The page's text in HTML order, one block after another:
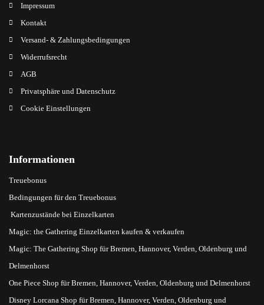
Impressum
Kontakt
Versand- & Zahlungsbedingungen
Widerrufsrecht
AGB
Privatsphäre und Datenschutz
Cookie Einstellungen
Informationen
Treuebonus
Bedingungen für den Treuebonus
Kartenzustände bei Einzelkarten
Magic: the Gathering Einzelkarten kaufen & verkaufen
Magic: The Gathering Shop für Bremen, Hannover, Verden, Oldenburg und
Delmenhorst
One Piece Shop für Bremen, Hannover, Verden, Oldenburg und Delmenhorst
Disney Lorcana Shop für Bremen, Hannover, Verden, Oldenburg und